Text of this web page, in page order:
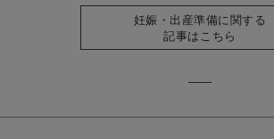
妊娠・出産準備に関する
記事はこちら